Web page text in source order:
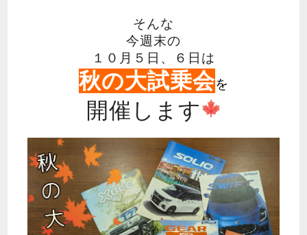
そんな
今週末の
１０月５日、６日は
秋の大試乗会を
開催します